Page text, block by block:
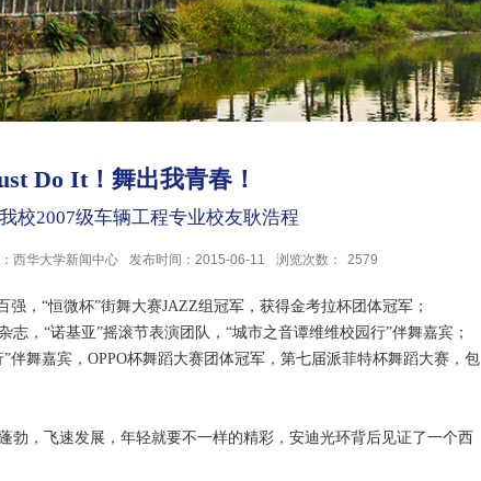
Do It！舞出我青春！
2007级车辆工程专业校友耿浩程
西华大学新闻中心 发布时间：2015-06-11 浏览次数： 2579
，“恒微杯”街舞大赛JAZZ组冠军，获得金考拉杯团体冠军；
，“诺基亚”摇滚节表演团队，“城市之音谭维维校园行”伴舞嘉宾；
舞嘉宾，OPPO杯舞蹈大赛团体冠军，第七届派菲特杯舞蹈大赛，包
，飞速发展，年轻就要不一样的精彩，安迪光环背后见证了一个西